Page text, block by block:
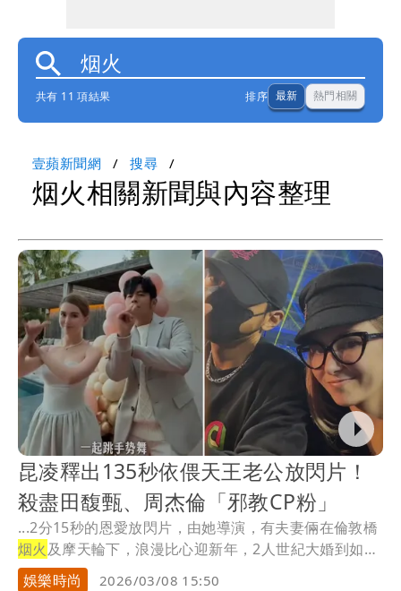
共有 11 項結果 排序 最新 熱門相關
壹蘋新聞網 搜尋
烟火相關新聞與內容整理
昆凌釋出135秒依偎天王老公放閃片！
殺盡田馥甄、周杰倫「邪教CP粉」
...2分15秒的恩愛放閃片，由她導演，有夫妻倆在倫敦橋
烟火及摩天輪下，浪漫比心迎新年，2人世紀大婚到如
今...
娛樂時尚 2026/03/08 15:50